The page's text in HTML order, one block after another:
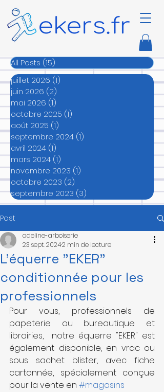
All Posts (15)
juillet 2026 (1)
juin 2026 (2)
mai 2026 (1)
octobre 2025 (1)
août 2025 (1)
septembre 2024 (1)
avril 2024 (1)
mars 2024 (1)
novembre 2023 (1)
octobre 2023 (2)
septembre 2023 (3)
Post
L'équerre "EKER"
conditionnée pour les
professionnels
adeline-arboiserie
23 sept. 20242 min de lecture
Pour vous, professionnels de
papeterie ou bureautique et
librairies,  notre équerre "EKER" est
également disponible, en vrac ou
sous sachet blister, avec fiche
cartonnée, spécialement conçue
pour la vente en #magasins